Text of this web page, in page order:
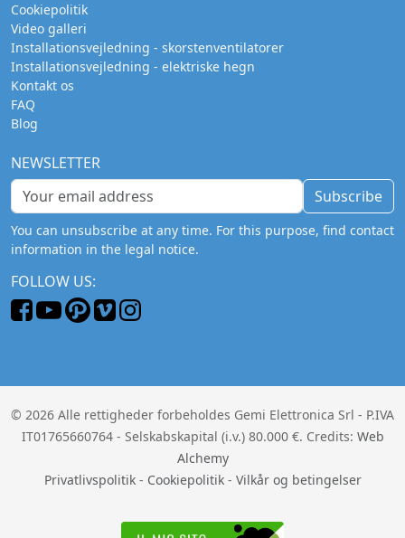
Cookiepolitik
Video galleri
Installationsvejledning - skorstenventilatorer
Installationsvejledning - elektriske hegn
Kontakt os
FAQ
Blog
NEWSLETTER
Subscribe
You can unsubscribe at any time. For this purpose, find contact
information in the legal notice.
FOLLOW US:
© 2026 Alle rettigheder forbeholdes Gemi Elettronica Srl - P.IVA
IT01765660764 - Selskabskapital (i.v.) 80.000 €. Credits: Web
Alchemy
Privatlivspolitik- Cookiepolitik- Vilkår og betingelser